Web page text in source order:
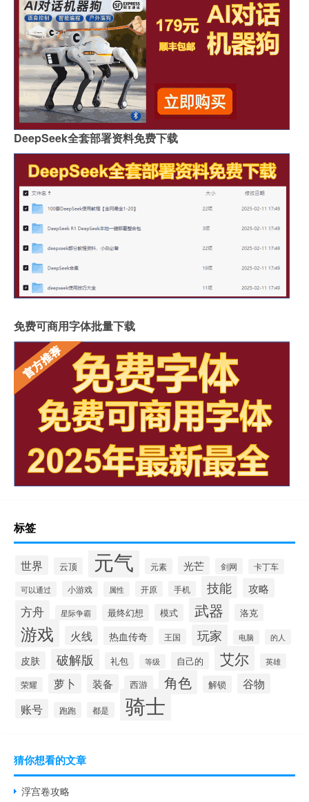
DeepSeek全套部署资料免费下载
免费可商用字体批量下载
标签
世界 云顶 元气 元素 光芒 剑网 卡丁车
可以通过 小游戏 属性 开原 手机 技能 攻略
方舟 星际争霸 最终幻想 模式 武器 洛克
游戏 火线 热血传奇 王国 玩家 电脑 的人
皮肤 破解版 礼包 等级 自己的 艾尔 英雄
荣耀 萝卜 装备 西游 角色 解锁 谷物
账号 跑跑 都是 骑士
猜你想看的文章
浮宫卷攻略